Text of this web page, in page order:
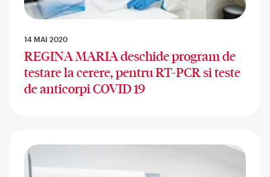
14 MAI 2020
REGINA MARIA deschide program de
testare la cerere, pentru RT-PCR si teste
de anticorpi COVID 19